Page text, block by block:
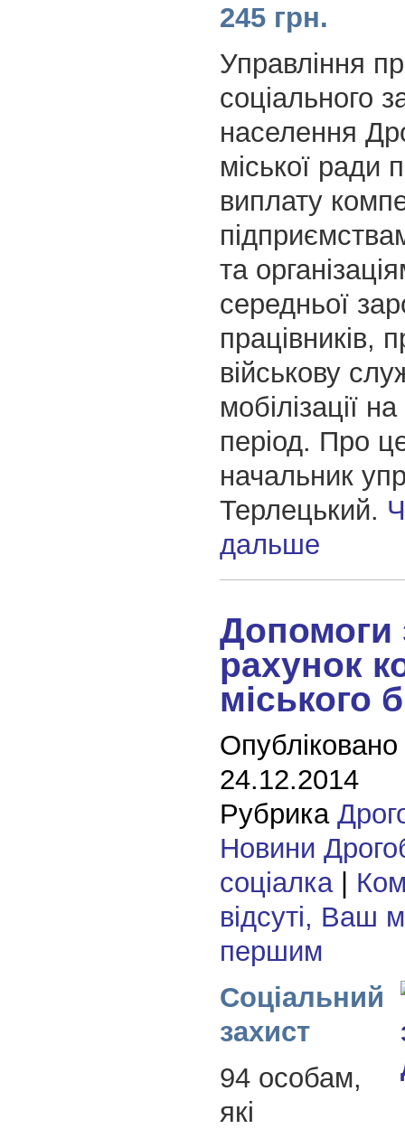
245 грн.
Управління
соціального
населення
міської ради
виплату
та
середньої
працівників,
військову
мобілізації
період. Про
начальник
Терлецький.
дальше
Допомоги
рахунок
міського
24.12.2014
Рубрика
Новини
соціалка|
відсуті, Ваш
першим
Соціальний
захист
94 особам,
які